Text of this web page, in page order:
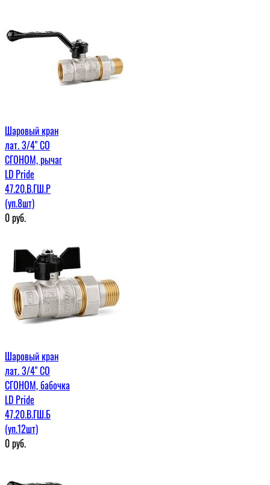
Шаровый кран
лат. 3/4" СО
СГОНОМ, рычаг
LD Pride
47.20.В.ГШ.Р
(уп.8шт)
0руб.
Шаровый кран
лат. 3/4" СО
СГОНОМ, бабочка
LD Pride
47.20.В.ГШ.Б
(уп.12шт)
0руб.